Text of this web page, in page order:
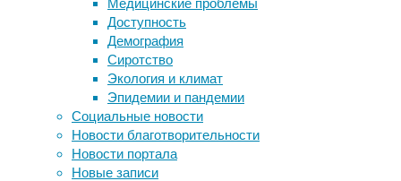
Медицинские проблемы
Доступность
Демография
Сиротство
Экология и климат
Эпидемии и пандемии
Социальные новости
Новости благотворительности
Новости портала
Новые записи
рассказали
результатах
журнале
Neurobiology
of
Ageing.